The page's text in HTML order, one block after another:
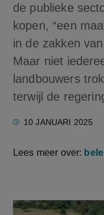
de publieke
kopen, “een
in de zakken
Maar niet
landbouwers
terwijl de
10 JANUARI 2025
Lees meer over: